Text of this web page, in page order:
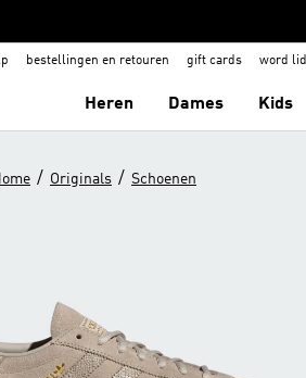
bestellingen en retouren gift cards word lid
Heren Dames Kids
/ Originals / Schoenen